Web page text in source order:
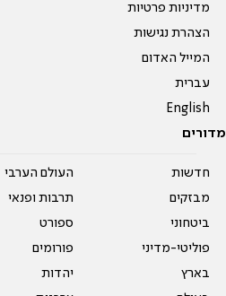
מדיניות פרטיות
הצהרת נגישות
המייל האדום
עברית
English
מדורים
חדשות
מבזקים
ביטחוני
פוליטי-מדיני
בארץ
העולם הערבי
תרבות ופנאי
ספורט
פורומים
יהדות